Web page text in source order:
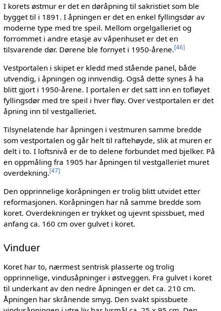
I korets østmur er det en døråpning til sakristiet som ble
bygget til i 1891. I åpningen er det en enkel fyllingsdør av
moderne type med tre speil. Mellom orgelgalleriet og
forrommet i andre etasje av våpenhuset er det en
tilsvarende dør. Dørene ble fornyet i 1950-årene.[46]
Vestportalen i skipet er kledd med stående panel, både
utvendig, i åpningen og innvendig. Også dette synes å ha
blitt gjort i 1950-årene. I portalen er det satt inn en tofløyet
fyllingsdør med tre speil i hver fløy. Over vestportalen er det
åpning inn til vestgalleriet.
Tilsynelatende har åpningen i vestmuren samme bredde
som vestportalen og går helt til raftehøyde, slik at muren er
delt i to. I loftsnivå er de to delene forbundet med bjelker. På
en oppmåling fra 1905 har åpningen til vestgalleriet muret
overdekning.[47]
Den opprinnelige koråpningen er trolig blitt utvidet etter
reformasjonen. Koråpningen har nå samme bredde som
koret. Overdekningen er trykket og ujevnt spissbuet, med
anfang ca. 160 cm over gulvet i koret.
Vinduer
Koret har to, nærmest sentrisk plasserte og trolig
opprinnelige, vindusåpninger i østveggen. Fra gulvet i koret
til underkant av den nedre åpningen er det ca. 210 cm.
Åpningen har skrånende smyg. Den svakt spissbuete